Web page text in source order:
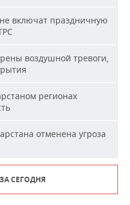
включат праздничную
воздушной тревоги,
регионах
отменена угроза
СЕГОДНЯ